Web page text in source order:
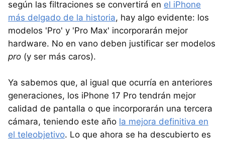
según las filtraciones se convertirá en el iPhone
más delgado de la historia, hay algo evidente: los
modelos 'Pro' y 'Pro Max' incorporarán mejor
hardware. No en vano deben justificar ser modelos
pro (y ser más caros).
Ya sabemos que, al igual que ocurría en anteriores
generaciones, los iPhone 17 Pro tendrán mejor
calidad de pantalla o que incorporarán una tercera
cámara, teniendo este año la mejora definitiva en
el teleobjetivo. Lo que ahora se ha descubierto es